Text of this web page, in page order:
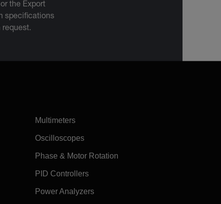
the Export
specifications
Multimeters
Oscilloscopes
Phase & Motor Rotation
PID Controllers
Power Analyzers